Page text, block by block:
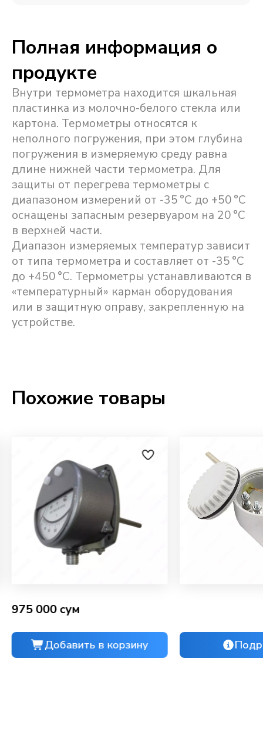
Полная информация о
продукте
Внутри термометра находится шкальная
пластинка из молочно-белого стекла или
картона. Термометры относятся к
неполного погружения, при этом глубина
погружения в измеряемую среду равна
длине нижней части термометра. Для
защиты от перегрева термометры с
диапазоном измерений от -35 °C до +50 °C
оснащены запасным резервуаром на 20 °C
в верхней части.
Диапазон измеряемых температур зависит
от типа термометра и составляет от -35 °C
до +450 °C. Термометры устанавливаются в
«температурный» карман оборудования
или в защитную оправу, закрепленную на
устройстве.
Похожие товары
975 000 сум
Добавить в корзину